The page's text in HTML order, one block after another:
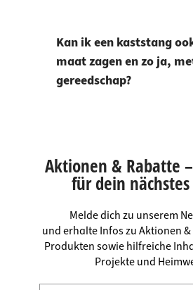
Kan ik een kaststang
maat zagen en zo ja,
gereedschap?
Aktionen & Rabatte
für dein
Melde dich zu unserem
und erhalte Infos zu Aktionen
Produkten sowie hilfreiche
Projekte und